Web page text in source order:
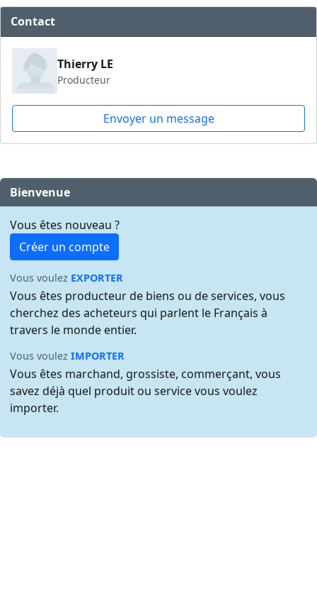
Contact
Thierry LE
Producteur
Envoyer un message
Bienvenue
Vous êtes nouveau ?
Créer un compte
Vous voulez EXPORTER
Vous êtes producteur de biens ou de services, vous
cherchez des acheteurs qui parlent le Français à
travers le monde entier.
Vous voulezIMPORTER
Vous êtes marchand, grossiste, commerçant, vous
savez déjà quel produit ou service vous voulez
importer.